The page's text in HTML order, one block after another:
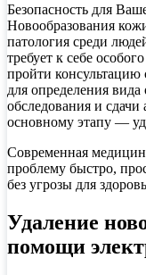
Безопасность для
Новообразования
патология среди
требует к себе
пройти консультацию
для определения
обследования и
основному этапу —
Современная
проблему быстро,
без угрозы для
Удаление
помощи